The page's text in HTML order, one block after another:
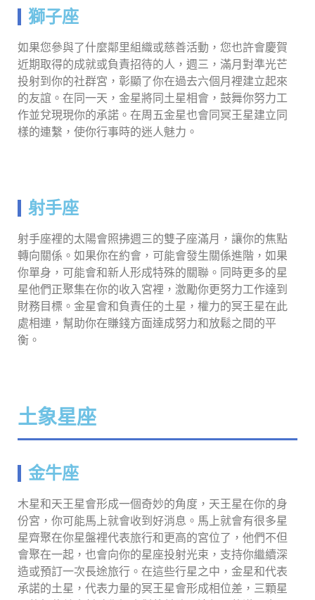
獅子座
如果您參與了什麼鄰里組織或慈善活動，您也許會慶賀
近期取得的成就或負責招待的人，週三，滿月對準光芒
投射到你的社群宮，彰顯了你在過去六個月裡建立起來
的友誼。在同一天，金星將同土星相會，鼓舞你努力工
作並兌現現你的承諾。在周五金星也會同冥王星建立同
樣的連繫，使你行事時的迷人魅力。
射手座
射手座裡的太陽會照拂週三的雙子座滿月，讓你的焦點
轉向關係。如果你在約會，可能會發生關係進階，如果
你單身，可能會和新人形成特殊的關聯。同時更多的星
星他們正聚集在你的收入宮裡，激勵你更努力工作達到
財務目標。金星會和負責任的土星，權力的冥王星在此
處相連，幫助你在賺錢方面達成努力和放鬆之間的平
衡。
土象星座
金牛座
木星和天王星會形成一個奇妙的角度，天王星在你的身
份宮，你可能馬上就會收到好消息。馬上就會有很多星
星齊聚在你星盤裡代表旅行和更高的宮位了，他們不但
會聚在一起，也會向你的星座投射光束，支持你繼續深
造或預訂一次長途旅行。在這些行星之中，金星和代表
承諾的土星，代表力量的冥王星會形成相位差，三顆星